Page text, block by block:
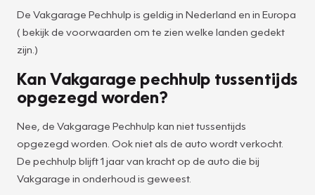
De Vakgarage Pechhulp is geldig in Nederland en in Europa
( bekijk de voorwaarden om te zien welke landen gedekt
zijn.)
Kan Vakgarage pechhulp tussentijds
opgezegd worden?
Nee, de Vakgarage Pechhulp kan niet tussentijds
opgezegd worden. Ook niet als de auto wordt verkocht.
De pechhulp blijft 1 jaar van kracht op de auto die bij
Vakgarage in onderhoud is geweest.